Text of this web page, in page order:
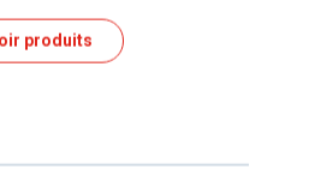
produits